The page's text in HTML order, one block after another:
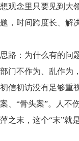
观念里只要见到大
，时间跨度长、解
路：为什么有的问
门不作为、乱作为
信初访没有足够重
、“骨头案”。人不
之末，这个“末”就